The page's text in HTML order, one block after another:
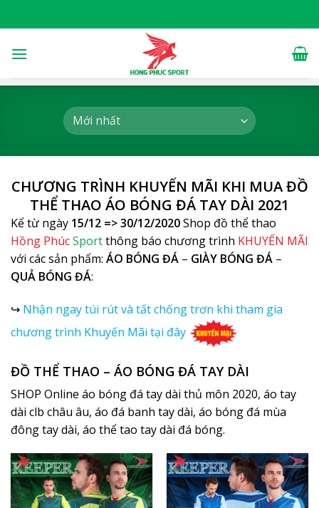
to
CHƯƠNG TRÌNH KHUYẾN MÃI KHI MUA ĐỒ
THỂ THAO ÁO BÓNG ĐÁ TAY DÀI 2021
Kể từ ngày 15/12 => 30/12/2020Shop đồ thể thao
Hồng PhúcSportthông báo chương trình KHUYẾN MÃI
với các sản phẩm: ÁO BÓNG ĐÁ – GIÀY BÓNG ĐÁ –
QUẢ BÓNG ĐÁ:
↪ Nhận ngay túi rút và tất chống trơn khi tham gia
chương trình Khuyến Mãi tại đây
ĐỒ THỂ THAO – ÁO BÓNG ĐÁ TAY DÀI
SHOP Online áo bóng đá tay dài thủ môn 2020, áo tay
dài clb châu âu, áo đá banh tay dài, áo bóng đá mùa
đông tay dài, áo thể tao tay dài đá bóng.